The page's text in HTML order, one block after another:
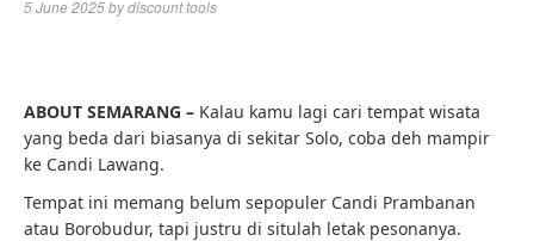
5 June 2025bydiscount tools
ABOUT SEMARANG – Kalau kamu lagi cari tempat wisata
yang beda dari biasanya di sekitar Solo, coba deh mampir
ke Candi Lawang.
Tempat ini memang belum sepopuler Candi Prambanan
atau Borobudur, tapi justru di situlah letak pesonanya.